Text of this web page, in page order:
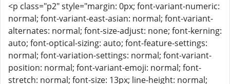
<p class="p2" style="margin: 0px; font-variant-numeric:
normal; font-variant-east-asian: normal; font-variant-
alternates: normal; font-size-adjust: none; font-kerning:
auto; font-optical-sizing: auto; font-feature-settings:
normal; font-variation-settings: normal; font-variant-
position: normal; font-variant-emoji: normal; font-
stretch: normal; font-size: 13px; line-height: normal;